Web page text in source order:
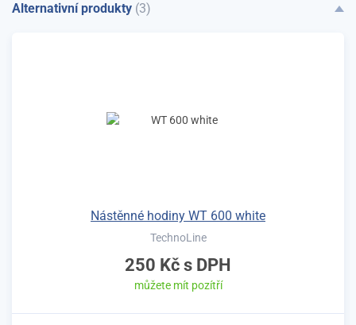
Alternativní produkty (3)
Nástěnné hodiny WT 600 white
TechnoLine
250 Kč s DPH
můžete mít pozítří